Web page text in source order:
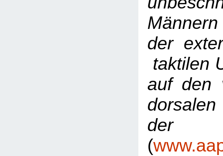
der
taktilen
auf den
der
(